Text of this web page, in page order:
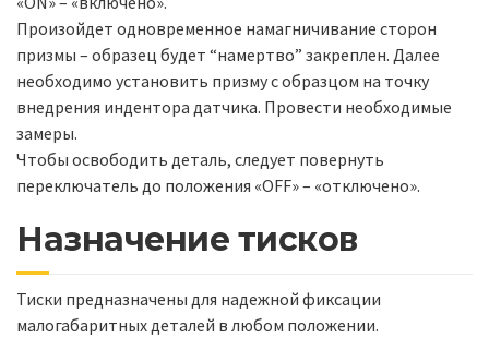
Произойдет одновременное намагничивание сторон
призмы – образец будет “намертво” закреплен. Далее
необходимо установить призму с образцом на точку
внедрения индентора датчика. Провести необходимые
замеры.
Чтобы освободить деталь, следует повернуть
переключатель до положения «OFF» – «отключено».
Назначение тисков
Тиски предназначены для надежной фиксации
малогабаритных деталей в любом положении.